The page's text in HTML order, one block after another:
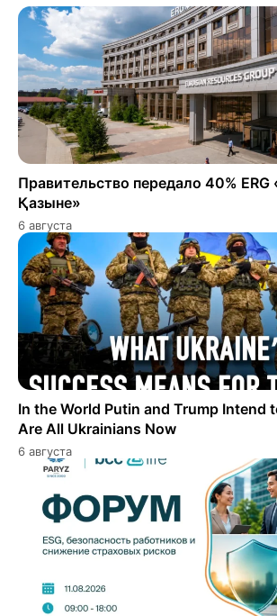
Правительство передало 40%
Қазыне»
6 августа
In the World Putin and Trump Intend
Are All Ukrainians Now
6 августа